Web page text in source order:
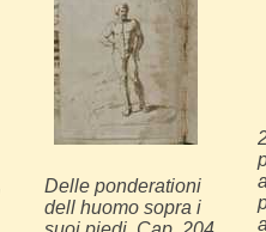
Delle ponderationi
dell huomo sopra i